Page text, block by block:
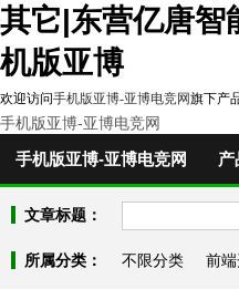
其它|东营亿唐智
机版亚博
欢迎访问手机版亚博-亚博电竞网旗下产
手机版亚博-亚博电竞网
手机版亚博-亚博电竞网 产
文章标题：
所属分类： 不限分类 前